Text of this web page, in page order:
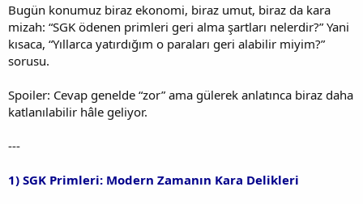
i
Bugün konumuz biraz ekonomi, biraz umut, biraz da kara
mizah: “SGK ödenen primleri geri alma şartları nelerdir?” Yani
kısaca, “Yıllarca yatırdığım o paraları geri alabilir miyim?”
sorusu.
Spoiler: Cevap genelde “zor” ama gülerek anlatınca biraz daha
katlanılabilir hâle geliyor.
---
1) SGK Primleri: Modern Zamanın Kara Delikleri